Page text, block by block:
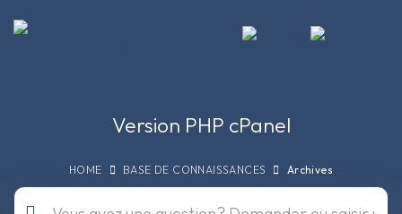
Version PHP cPanel
HOME BASE DE CONNAISSANCES Archives